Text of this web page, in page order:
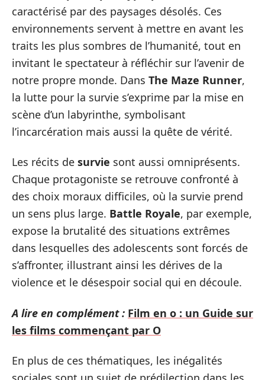
caractérisé par des paysages désolés. Ces
environnements servent à mettre en avant les
traits les plus sombres de l’humanité, tout en
invitant le spectateur à réfléchir sur l’avenir de
notre propre monde. Dans The Maze Runner,
la lutte pour la survie s’exprime par la mise en
scène d’un labyrinthe, symbolisant
l’incarcération mais aussi la quête de vérité.
Les récits de survie sont aussi omniprésents.
Chaque protagoniste se retrouve confronté à
des choix moraux difficiles, où la survie prend
un sens plus large. Battle Royale, par exemple,
expose la brutalité des situations extrêmes
dans lesquelles des adolescents sont forcés de
s’affronter, illustrant ainsi les dérives de la
violence et le désespoir social qui en découle.
A lire en complément : Film en o : un Guide sur
les films commençant par O
En plus de ces thématiques, les inégalités